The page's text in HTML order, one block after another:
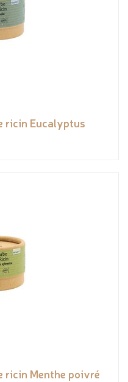
ricin Eucalyptus
ricin Menthe poivré